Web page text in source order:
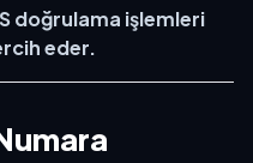
doğrulama işlemleri
eder.